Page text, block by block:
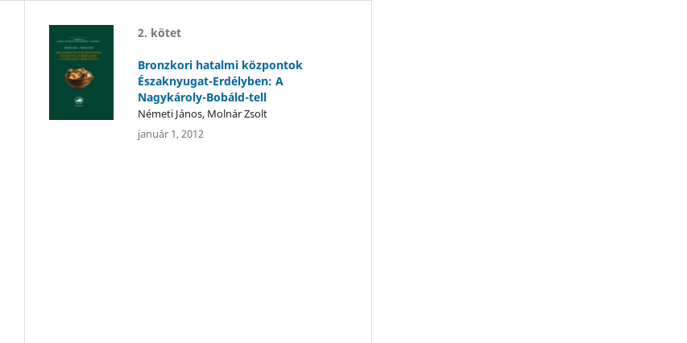
2. kötet
Bronzkori hatalmi központok
Északnyugat-Erdélyben: A
Nagykároly-Bobáld-tell
Németi János, Molnár Zsolt
január 1, 2012